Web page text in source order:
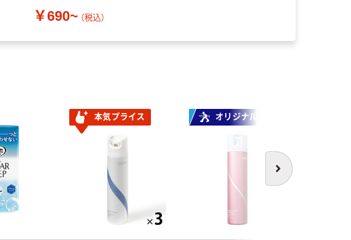
￥690~ （税込）
次へ
本気プライス オリジナル